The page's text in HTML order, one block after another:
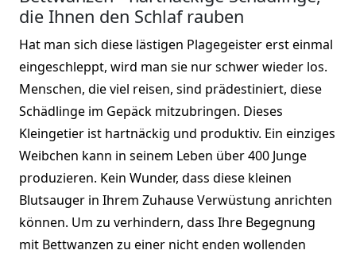
die Ihnen den Schlaf rauben
Hat man sich diese lästigen Plagegeister erst einmal
eingeschleppt, wird man sie nur schwer wieder los.
Menschen, die viel reisen, sind prädestiniert, diese
Schädlinge im Gepäck mitzubringen. Dieses
Kleingetier ist hartnäckig und produktiv. Ein einziges
Weibchen kann in seinem Leben über 400 Junge
produzieren. Kein Wunder, dass diese kleinen
Blutsauger in Ihrem Zuhause Verwüstung anrichten
können. Um zu verhindern, dass Ihre Begegnung
mit Bettwanzen zu einer nicht enden wollenden